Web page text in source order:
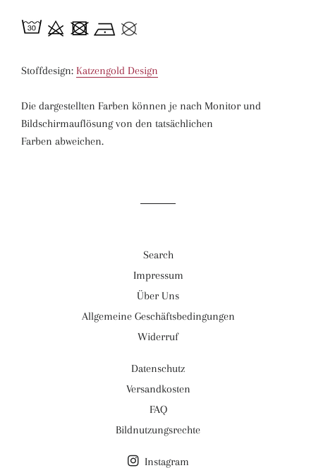
Stoffdesign: Katzengold Design
Die dargestellten Farben können je nach Monitor und
Bildschirmauflösung von den tatsächlichen
Farben abweichen.
Search
Impressum
Über Uns
Allgemeine Geschäftsbedingungen
Widerruf
Datenschutz
Versandkosten
FAQ
Bildnutzungsrechte
Instagram